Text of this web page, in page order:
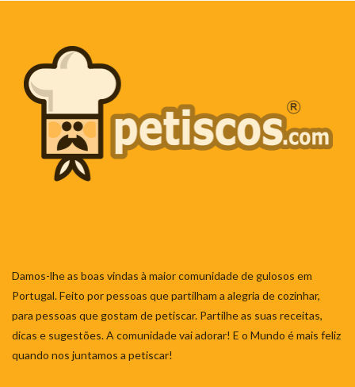
Damos-lhe as boas vindas à maior comunidade de gulosos em
Portugal. Feito por pessoas que partilham a alegria de cozinhar,
para pessoas que gostam de petiscar. Partilhe as suas receitas,
dicas e sugestões. A comunidade vai adorar! E o Mundo é mais feliz
quando nos juntamos a petiscar!